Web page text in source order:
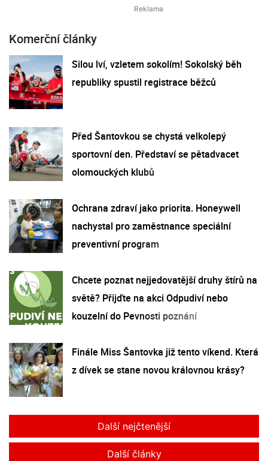
Komerční články
Silou lví, vzletem sokolím! Sokolský běh
republiky spustil registrace běžců
Před Šantovkou se chystá velkolepý
sportovní den. Představí se pětadvacet
olomouckých klubů
Ochrana zdraví jako priorita. Honeywell
nachystal pro zaměstnance speciální
preventivní program
Chcete poznat nejjedovatější druhy štírů na
světě? Přijďte na akci Odpudiví nebo
kouzelní do Pevnosti poznání
Finále Miss Šantovka již tento víkend. Která
z dívek se stane novou královnou krásy?
Další nejčtenější
Další články